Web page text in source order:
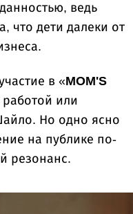
ведь
что дети далеки от
в «MOM'S
или
Но одно ясно
на публике по-
резонанс.